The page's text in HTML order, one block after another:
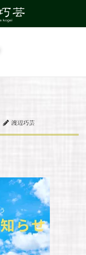
渡辺巧芸